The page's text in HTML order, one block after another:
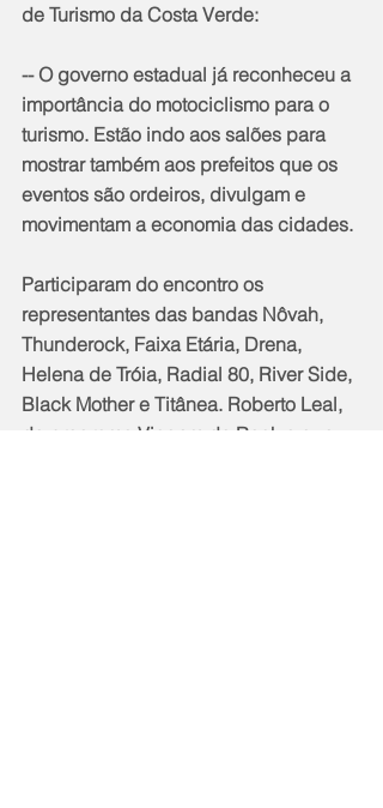
de Turismo da Costa Verde:
-- O governo estadual já reconheceu a
importância do motociclismo para o
turismo. Estão indo aos salões para
mostrar também aos prefeitos que os
eventos são ordeiros, divulgam e
movimentam a economia das cidades.
Participaram do encontro os
representantes das bandas Nôvah,
Thunderock, Faixa Etária, Drena,
Helena de Tróia, Radial 80, River Side,
Black Mother e Titânea. Roberto Leal,
do programa Viagem do Rock e que